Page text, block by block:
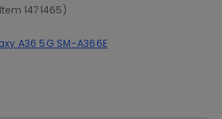
1471465)
A36 5G SM-A366E